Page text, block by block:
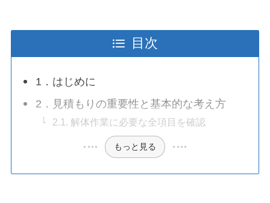
目次
1．はじめに
2．見積もりの重要性と基本的な考え方
2.1. 解体作業に必要な全項目を確認
もっと見る